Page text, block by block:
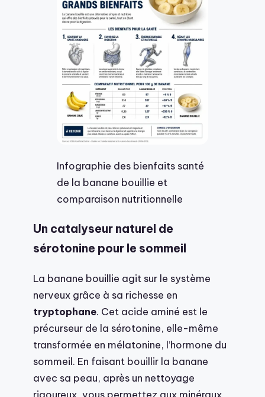
Infographie des bienfaits santé
de la banane bouillie et
comparaison nutritionnelle
Un catalyseur naturel de
sérotonine pour le sommeil
La banane bouillie agit sur le système
nerveux grâce à sa richesse en
tryptophane. Cet acide aminé est le
précurseur de la sérotonine, elle-même
transformée en mélatonine, l’hormone du
sommeil. En faisant bouillir la banane
avec sa peau, après un nettoyage
rigoureux, vous permettez aux minéraux